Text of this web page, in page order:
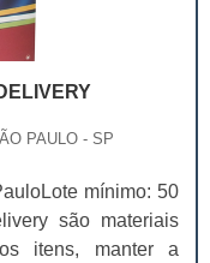
PAULO - SP
mínimo: 50
são materiais
itens, manter a